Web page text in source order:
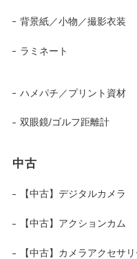
背景紙／小物／撮影衣装
ラミネート
ハメパチ／プリント資材
双眼鏡/ゴルフ距離計
中古
【中古】デジタルカメラ
【中古】アクションカム
【中古】カメラアクセサ